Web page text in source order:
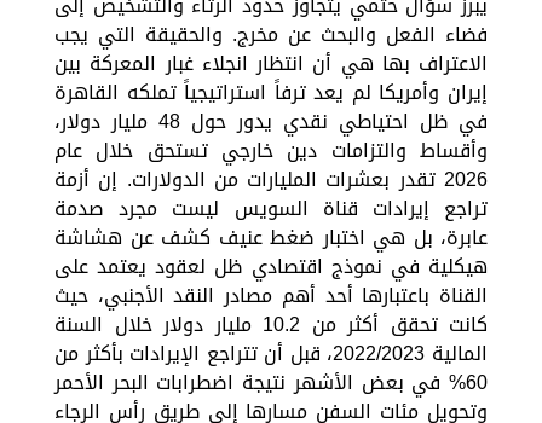
فضاء الفعل والبحث عن مخرج. والحقيقة التي يجب
الاعتراف بها هي أن انتظار انجلاء غبار المعركة بين
إيران وأمريكا لم يعد ترفاً استراتيجياً تملكه القاهرة
في ظل احتياطي نقدي يدور حول 48 مليار دولار،
وأقساط والتزامات دين خارجي تستحق خلال عام
2026 تقدر بعشرات المليارات من الدولارات. إن أزمة
تراجع إيرادات قناة السويس ليست مجرد صدمة
عابرة، بل هي اختبار ضغط عنيف كشف عن هشاشة
هيكلية في نموذج اقتصادي ظل لعقود يعتمد على
القناة باعتبارها أحد أهم مصادر النقد الأجنبي، حيث
كانت تحقق أكثر من 10.2 مليار دولار خلال السنة
المالية 2022/2023، قبل أن تتراجع الإيرادات بأكثر من
60% في بعض الأشهر نتيجة اضطرابات البحر الأحمر
وتحويل مئات السفن مسارها إلى طريق رأس الرجاء